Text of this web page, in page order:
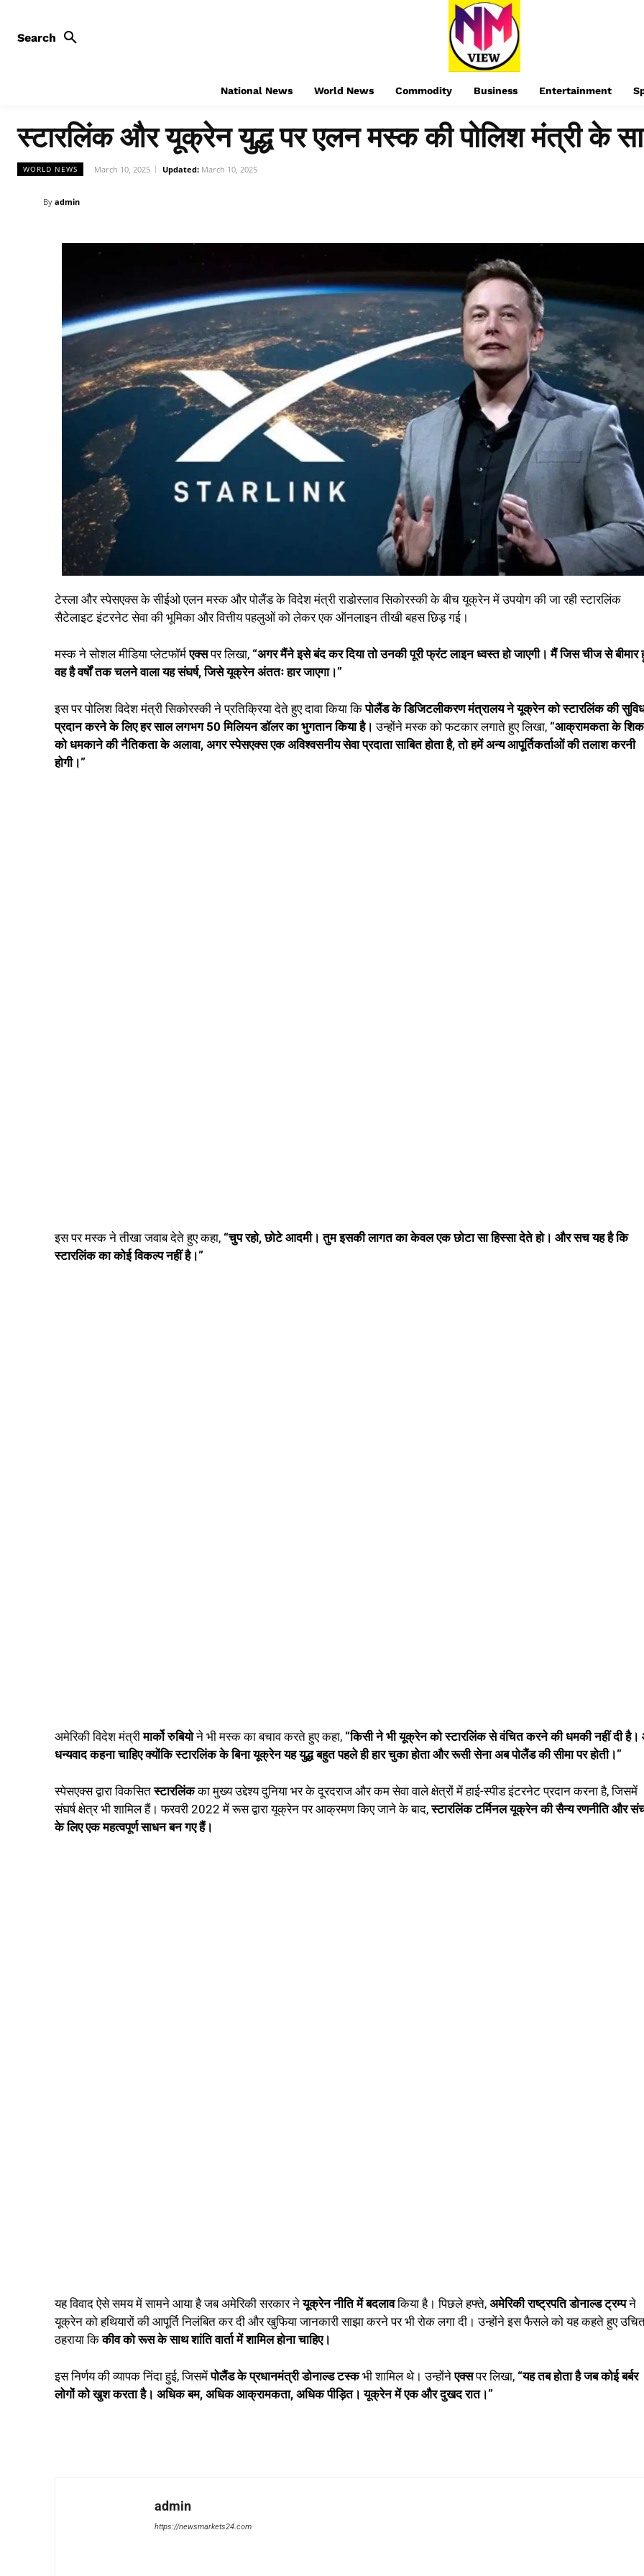
Search
National News World News Commodity Business Entertainment
स्टारलिंक और यूक्रेन युद्ध पर एलन मस्क की पोलिश मंत्री के
WORLD NEWS March 10, 2025 Updated: March 10, 2025
By admin
टेस्ला और स्पेसएक्स के सीईओ एलन मस्क और पोलैंड के विदेश मंत्री राडोस्लाव सिकोरस्की के बीच यूक्रेन में उपयोग की जा रही स्टारलिंक
सैटेलाइट इंटरनेट सेवा की भूमिका और वित्तीय पहलुओं को लेकर एक ऑनलाइन तीखी बहस छिड़ गई।
मस्क ने सोशल मीडिया प्लेटफॉर्मएक्सपर लिखा, “अगर मैंने इसे बंद कर दिया तो उनकी पूरी फ्रंट लाइन ध्वस्त हो जाएगी। मैं जिस चीज से बीमार
वह है वर्षों तक चलने वाला यह संघर्ष, जिसे यूक्रेन अंततः हार जाएगा।”
इस पर पोलिश विदेश मंत्री सिकोरस्की ने प्रतिक्रिया देते हुए दावा किया किपोलैंड के डिजिटलीकरण मंत्रालय ने यूक्रेन को स्टारलिंक की
प्रदान करने के लिए हर साल लगभग 50 मिलियन डॉलर का भुगतान किया है। उन्होंने मस्क को फटकार लगाते हुए लिखा, “आक्रामकता के
को धमकाने की नैतिकता के अलावा, अगर स्पेसएक्स एक अविश्वसनीय सेवा प्रदाता साबित होता है, तो हमें अन्य आपूर्तिकर्ताओं की तलाश करनी
होगी।”
इस पर मस्क ने तीखा जवाब देते हुए कहा, “चुप रहो, छोटे आदमी। तुम इसकी लागत का केवल एक छोटा सा हिस्सा देते हो। और सच यह है कि
स्टारलिंक का कोई विकल्प नहीं है।”
अमेरिकी विदेश मंत्रीमार्को रुबियोने भी मस्क का बचाव करते हुए कहा, “किसी ने भी यूक्रेन को स्टारलिंक से वंचित करने की धमकी नहीं दी
धन्यवाद कहना चाहिए क्योंकि स्टारलिंक के बिना यूक्रेन यह युद्ध बहुत पहले ही हार चुका होता और रूसी सेना अब पोलैंड की सीमा पर होती।”
स्पेसएक्स द्वारा विकसितस्टारलिंकका मुख्य उद्देश्य दुनिया भर के दूरदराज और कम सेवा वाले क्षेत्रों में हाई-स्पीड इंटरनेट प्रदान करना है, जिसमें
संघर्ष क्षेत्र भी शामिल हैं। फरवरी 2022 में रूस द्वारा यूक्रेन पर आक्रमण किए जाने के बाद,स्टारलिंक टर्मिनल यूक्रेन की सैन्य रणनीति और
के लिए एक महत्वपूर्ण साधन बन गए हैं।
यह विवाद ऐसे समय में सामने आया है जब अमेरिकी सरकार नेयूक्रेन नीति में बदलावकिया है। पिछले हफ्ते, अमेरिकी राष्ट्रपति डोनाल्ड ट्रम्पने
यूक्रेन को हथियारों की आपूर्ति निलंबित कर दी और खुफिया जानकारी साझा करने पर भी रोक लगा दी। उन्होंने इस फैसले को यह कहते हुए
ठहराया किकीव को रूस के साथ शांति वार्ता में शामिल होना चाहिए।
इस निर्णय की व्यापक निंदा हुई, जिसमेंपोलैंड के प्रधानमंत्री डोनाल्ड टस्कभी शामिल थे। उन्होंनेएक्सपर लिखा, “यह तब होता है जब कोई बर्बर
लोगों को खुश करता है। अधिक बम, अधिक आक्रामकता, अधिक पीड़ित। यूक्रेन में एक और दुखद रात।”
admin
https://newsmarkets24.com